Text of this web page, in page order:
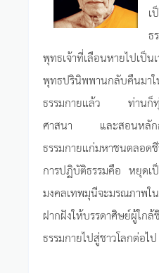
เ
ธ
พุทธเจ้าที่เลือนหายไปเ
พุทธปรินิพพานกลับคืน
ธรรมกายแล้ว ท่านก็ทุ่ม
ศาสนา และสอนหลักกา
ธรรมกายแก่มหาชนตลอด
การปฏิบัติธรรมคือ หยุดเ
มงคลเทพมุนีจะมรณภา
ฝากฝังให้บรรดาศิษย์ผู้ใก
ธรรมกายไปสู่ชาวโลกต่อไป